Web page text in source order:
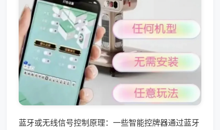
蓝牙或无线信号控制原理：一些智能控牌器通过蓝牙